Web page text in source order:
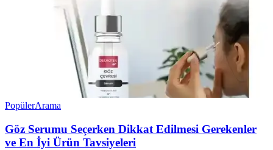
PopülerArama
Göz Serumu Seçerken Dikkat Edilmesi Gerekenler
ve En İyi Ürün Tavsiyeleri